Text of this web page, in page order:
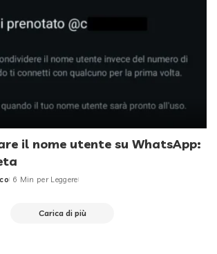
il nome utente su WhatsApp:
6 Min per Leggere
Carica di più